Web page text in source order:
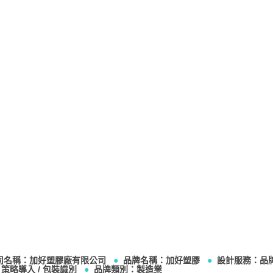
名稱：加好塑膠廠有限公司 ● 品牌名稱：加好塑膠 ● 設計服務：品
策略導入 / 包裝識別 ● 品牌類別：製造業